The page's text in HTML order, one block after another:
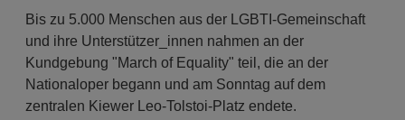
Bis zu 5.000 Menschen aus der LGBTI-Gemeinschaft
und ihre Unterstützer_innen nahmen an der
Kundgebung "March of Equality" teil, die an der
Nationaloper begann und am Sonntag auf dem
zentralen Kiewer Leo-Tolstoi-Platz endete.